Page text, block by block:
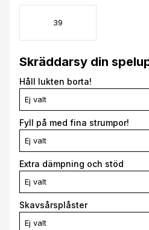
39
Skräddarsy din
Håll lukten borta!
Ej valt
Fyll på med fina strumpor!
Ej valt
Extra dämpning och stöd
Ej valt
Skavsårsplåster
Ej valt